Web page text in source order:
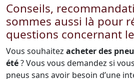
Conseils,
sommes aussi là pour
questions concernant
Vous souhaitez acheter des
été? Vous vous demandez si
pneus sans avoir besoin d’une